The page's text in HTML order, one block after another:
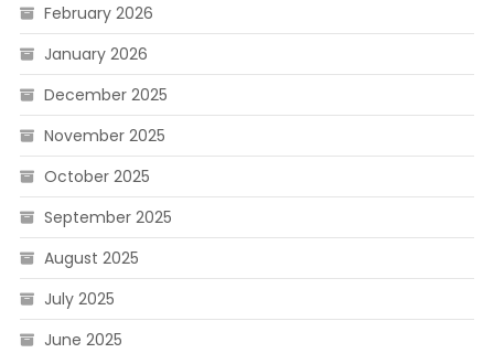
February 2026
January 2026
December 2025
November 2025
October 2025
September 2025
August 2025
July 2025
June 2025